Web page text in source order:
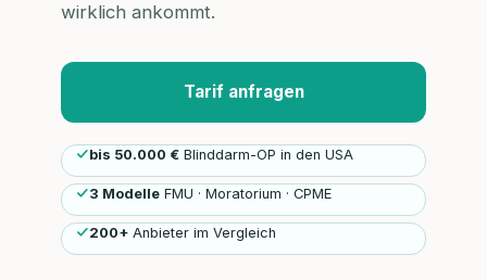
wirklich ankommt.
Tarif anfragen
bis 50.000 € Blinddarm-OP in den USA
3 Modelle FMU · Moratorium · CPME
200+ Anbieter im Vergleich